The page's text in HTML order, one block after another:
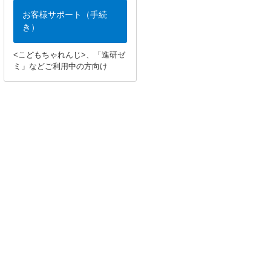
お客様サポート（手続
き）
<こどもちゃれんじ>、「進研ゼ
ミ」などご利用中の方向け